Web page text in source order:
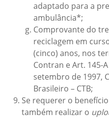
adaptado para a
ambulância*;
Comprovante do
reciclagem em
(cinco) anos, nos
Contran e Art. 145-
setembro de 1997,
Brasileiro – CTB;
Se requerer o
também realizar o